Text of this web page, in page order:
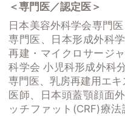
＜専門医／認定医＞
日本美容外科学会専門
専門医、日本形成外科
再建・マイクロサージ
科学会 小児科形成外科
専門医、乳房再建用エ
医師、日本頭蓋顎顔面
ッチファット(CRF)療法